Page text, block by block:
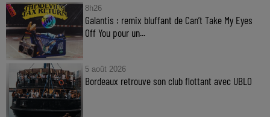
8h26
Galantis : remix bluffant de Can’t Take My Eyes
Off You pour un...
5 août 2026
Bordeaux retrouve son club flottant avec UBLO